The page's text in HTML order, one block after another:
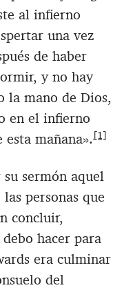
al infierno
una vez
de haber
y no hay
la mano de Dios,
en el infierno
mañana».[1]
sermón aquel
personas que
concluir,
hacer para
era culminar
del